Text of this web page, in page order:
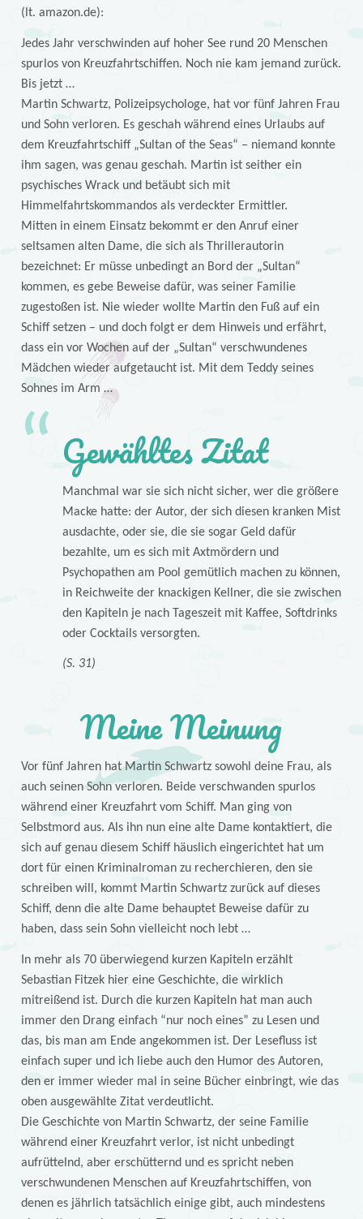
(lt. amazon.de):
Jedes Jahr verschwinden auf hoher See rund 20 Menschen
spurlos von Kreuzfahrtschiffen. Noch nie kam jemand zurück.
Bis jetzt …
Martin Schwartz, Polizeipsychologe, hat vor fünf Jahren Frau
und Sohn verloren. Es geschah während eines Urlaubs auf
dem Kreuzfahrtschiff „Sultan of the Seas“ – niemand konnte
ihm sagen, was genau geschah. Martin ist seither ein
psychisches Wrack und betäubt sich mit
Himmelfahrtskommandos als verdeckter Ermittler.
Mitten in einem Einsatz bekommt er den Anruf einer
seltsamen alten Dame, die sich als Thrillerautorin
bezeichnet: Er müsse unbedingt an Bord der „Sultan“
kommen, es gebe Beweise dafür, was seiner Familie
zugestoßen ist. Nie wieder wollte Martin den Fuß auf ein
Schiff setzen – und doch folgt er dem Hinweis und erfährt,
dass ein vor Wochen auf der „Sultan“ verschwundenes
Mädchen wieder aufgetaucht ist. Mit dem Teddy seines
Sohnes im Arm …
Gewähltes Zitat
Manchmal war sie sich nicht sicher, wer die größere
Macke hatte: der Autor, der sich diesen kranken Mist
ausdachte, oder sie, die sie sogar Geld dafür
bezahlte, um es sich mit Axtmördern und
Psychopathen am Pool gemütlich machen zu können,
in Reichweite der knackigen Kellner, die sie zwischen
den Kapiteln je nach Tageszeit mit Kaffee, Softdrinks
oder Cocktails versorgten.
(S. 31)
Meine Meinung
Vor fünf Jahren hat Martin Schwartz sowohl deine Frau, als
auch seinen Sohn verloren. Beide verschwanden spurlos
während einer Kreuzfahrt vom Schiff. Man ging von
Selbstmord aus. Als ihn nun eine alte Dame kontaktiert, die
sich auf genau diesem Schiff häuslich eingerichtet hat um
dort für einen Kriminalroman zu recherchieren, den sie
schreiben will, kommt Martin Schwartz zurück auf dieses
Schiff, denn die alte Dame behauptet Beweise dafür zu
haben, dass sein Sohn vielleicht noch lebt …
In mehr als 70 überwiegend kurzen Kapiteln erzählt
Sebastian Fitzek hier eine Geschichte, die wirklich
mitreißend ist. Durch die kurzen Kapiteln hat man auch
immer den Drang einfach “nur noch eines” zu Lesen und
das, bis man am Ende angekommen ist. Der Lesefluss ist
einfach super und ich liebe auch den Humor des Autoren,
den er immer wieder mal in seine Bücher einbringt, wie das
oben ausgewählte Zitat verdeutlicht.
Die Geschichte von Martin Schwartz, der seine Familie
während einer Kreuzfahrt verlor, ist nicht unbedingt
aufrüttelnd, aber erschütternd und es spricht neben
verschwundenen Menschen auf Kreuzfahrtschiffen, von
denen es jährlich tatsächlich einige gibt, auch mindestens